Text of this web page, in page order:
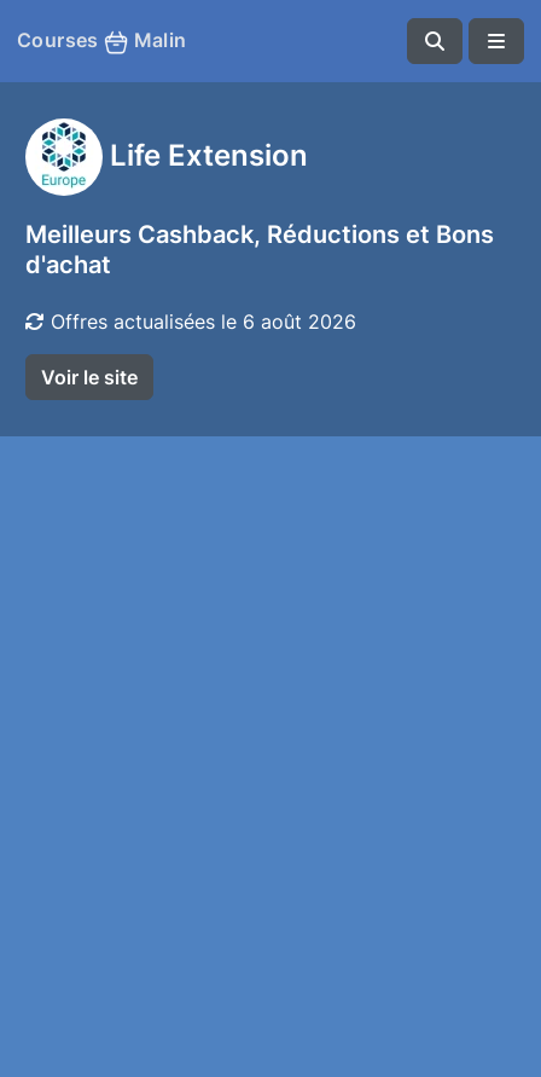
Courses Malin
Life Extension
Meilleurs Cashback, Réductions et Bons
d'achat
Offres actualisées le 6 août 2026
Voir le site